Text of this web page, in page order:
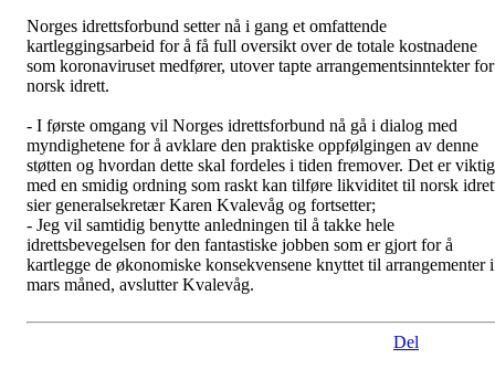
Norges idrettsforbund setter nå i gang et omfattende
kartleggingsarbeid for å få full oversikt over de totale kostnadene
som koronaviruset medfører, utover tapte arrangementsinntekter for
norsk idrett.
- I første omgang vil Norges idrettsforbund nå gå i dialog med
myndighetene for å avklare den praktiske oppfølgingen av denne
støtten og hvordan dette skal fordeles i tiden fremover. Det er viktig
med en smidig ordning som raskt kan tilføre likviditet til norsk
sier generalsekretær Karen Kvalevåg og fortsetter;
- Jeg vil samtidig benytte anledningen til å takke hele
idrettsbevegelsen for den fantastiske jobben som er gjort for å
kartlegge de økonomiske konsekvensene knyttet til arrangementer i
mars måned, avslutter Kvalevåg.
Del